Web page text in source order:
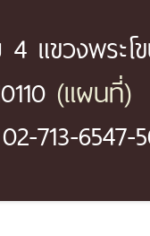
แขวงพระโ
(แผนที่)
713-6547-